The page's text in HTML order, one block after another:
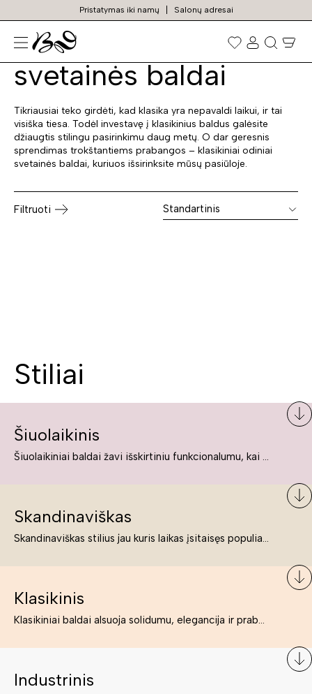
Pristatymas iki namų Salonų adresai
Prekių
paieška
Klasikiniai odiniai
svetainės baldai
Tikriausiai teko girdėti, kad klasika yra nepavaldi laikui, ir tai
visiška tiesa. Todėl investavę į klasikinius baldus galėsite
džiaugtis stilingu pasirinkimu daug metų. O dar geresnis
sprendimas trokštantiems prabangos – klasikiniai odiniai
svetainės baldai, kuriuos išsirinksite mūsų pasiūloje.
Filtruoti Standartinis
Stiliai
Šiuolaikinis
Šiuolaikiniai baldai žavi išskirtiniu funkcionalumu, kai kurie jų pelnytai net pavadinami meno kūriniais, nes jie tikrai yra išskirtiniai, originalūs ir puikiai atliepiantys į šiuolaikinių žmonių poreikius bei gyvenimo būdo ypatumus.
Skandinaviškas
Skandinaviškas stilius jau kuris laikas įsitaisęs populiariausiųjų sąraše. Namai, butai labai dažnai įrengiami remiantis būtent šio stiliaus ypatumais. Dėl švelnių spalvų, praktiškumo ir estetikos jis masina tuos, kurie neabejingi šviesiem ar neutralių spalvų koloritui, paprastumui, funkcionalumui, natūralumui ir stilingai estetikai. Platų skandinaviškų baldų spektrą rasite „Deinavos baldų“ asortimente.
Klasikinis
Klasikiniai baldai alsuoja solidumu, elegancija ir prabanga. Paprastai jie būna masyvūs, kuria didybės įspūdį. Neabejotinai jie bus geriausias pasirinkimas estetiškam ir rafinuotam klasikiniam namų interjerui. Kartais klasikiniai baldai traktuojami kaip senoviniai, bet tai ne tiesa – klasika yra stilius, neišsemiama elegancija ir rafinuotumas.
Industrinis